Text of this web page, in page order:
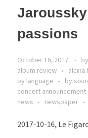
Jaroussky
passions
October 16, 2017 by
album review
alcina
by language
by
concert announcement
news
newspaper
2017-10-16, Le